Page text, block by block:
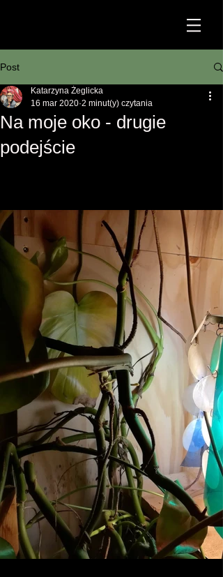
Post
Na moje oko - drugie
podejście
Katarzyna Żeglicka
16 mar 2020 2 minut(y) czytania